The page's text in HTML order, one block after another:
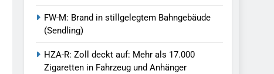
FW-M: Brand in stillgelegtem Bahngebäude
(Sendling)
HZA-R: Zoll deckt auf: Mehr als 17.000
Zigaretten in Fahrzeug und Anhänger